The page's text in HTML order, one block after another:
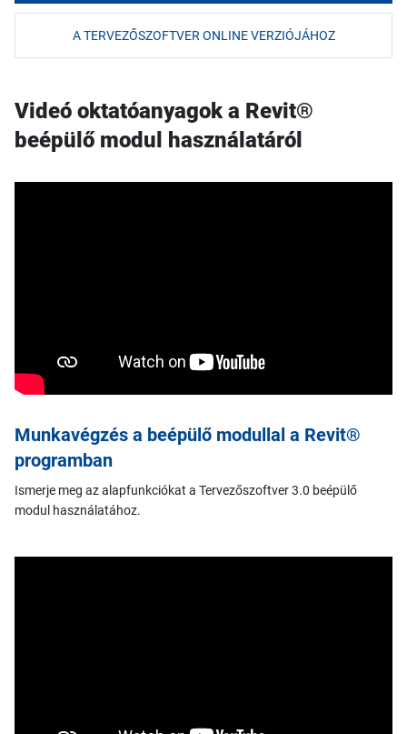
A TERVEZŐSZOFTVER ONLINE VERZIÓJÁHOZ
Videó oktatóanyagok a Revit®
beépülő modul használatáról
Munkavégzés a beépülő modullal a Revit®
programban
Ismerje meg az alapfunkciókat a Tervezőszoftver 3.0 beépülő
modul használatához.